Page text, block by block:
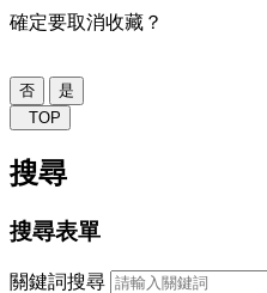
確定要取消收藏？
否
是
TOP
搜尋
搜尋表單
關鍵詞搜尋